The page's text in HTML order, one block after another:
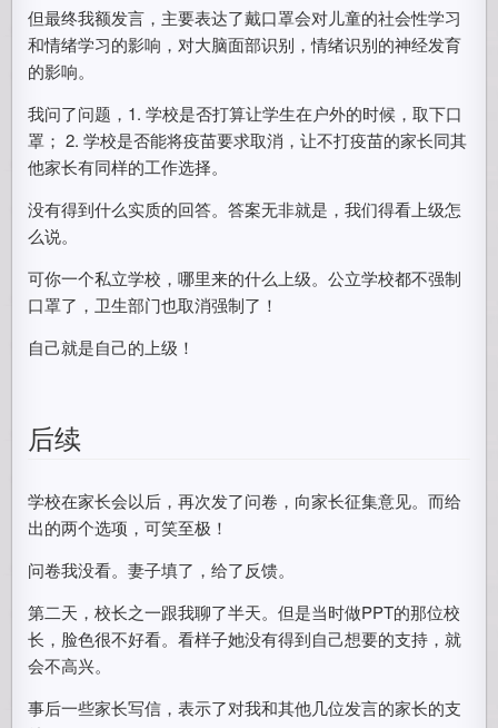
但最终我额发言，主要表达了戴口罩会对儿童的社会性学习
和情绪学习的影响，对大脑面部识别，情绪识别的神经发育
的影响。
我问了问题，1. 学校是否打算让学生在户外的时候，取下口
罩； 2. 学校是否能将疫苗要求取消，让不打疫苗的家长同其
他家长有同样的工作选择。
没有得到什么实质的回答。答案无非就是，我们得看上级怎
么说。
可你一个私立学校，哪里来的什么上级。公立学校都不强制
口罩了，卫生部门也取消强制了！
自己就是自己的上级！
后续
学校在家长会以后，再次发了问卷，向家长征集意见。而给
出的两个选项，可笑至极！
问卷我没看。妻子填了，给了反馈。
第二天，校长之一跟我聊了半天。但是当时做PPT的那位校
长，脸色很不好看。看样子她没有得到自己想要的支持，就
会不高兴。
事后一些家长写信，表示了对我和其他几位发言的家长的支